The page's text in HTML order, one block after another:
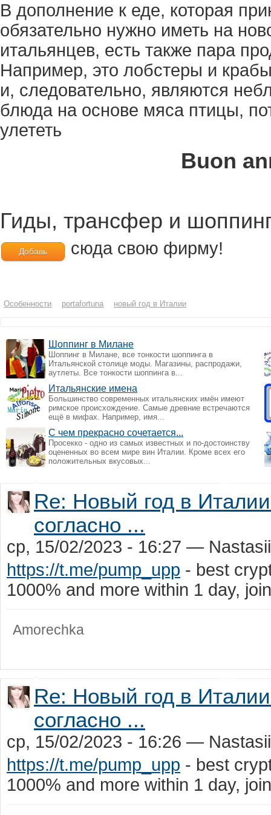
В дополнение к еде, которая
обязательно нужно иметь на
итальянцев, есть также пара
Например, это лобстеры и
и, следовательно, являются
блюда на основе мяса птицы,
улететь
Buon
Гиды, трансфер и
Добавь сюда свою фирму!
Особенности portafortuna новый год в Италии
Шоппинг в Милане
Шоппинг в Милане, все тонкости шоппинга в
Итальянской столице моды. Магазины, распродажи,
аутлеты. Все тонкости шоппинга в...
Итальянские имена
Большинство современных итальянских имён имеют
римское происхождение. Самые древние встречаются
ещё в мифах. Например, имя...
С чем прекрасно сочетается...
Просекко - одно из самых известных и по-достоинству
оцененных во всем мире вин Италии. Кроме всех его
положительных вкусовых...
Re: Новый год в
согласно ...
ср, 15/02/2023 - 16:27 —
https://t.me/pump_upp - best
1000% and more within 1 day,
Amorechka
Re: Новый год в
согласно ...
ср, 15/02/2023 - 16:26 —
https://t.me/pump_upp - best
1000% and more within 1 day,